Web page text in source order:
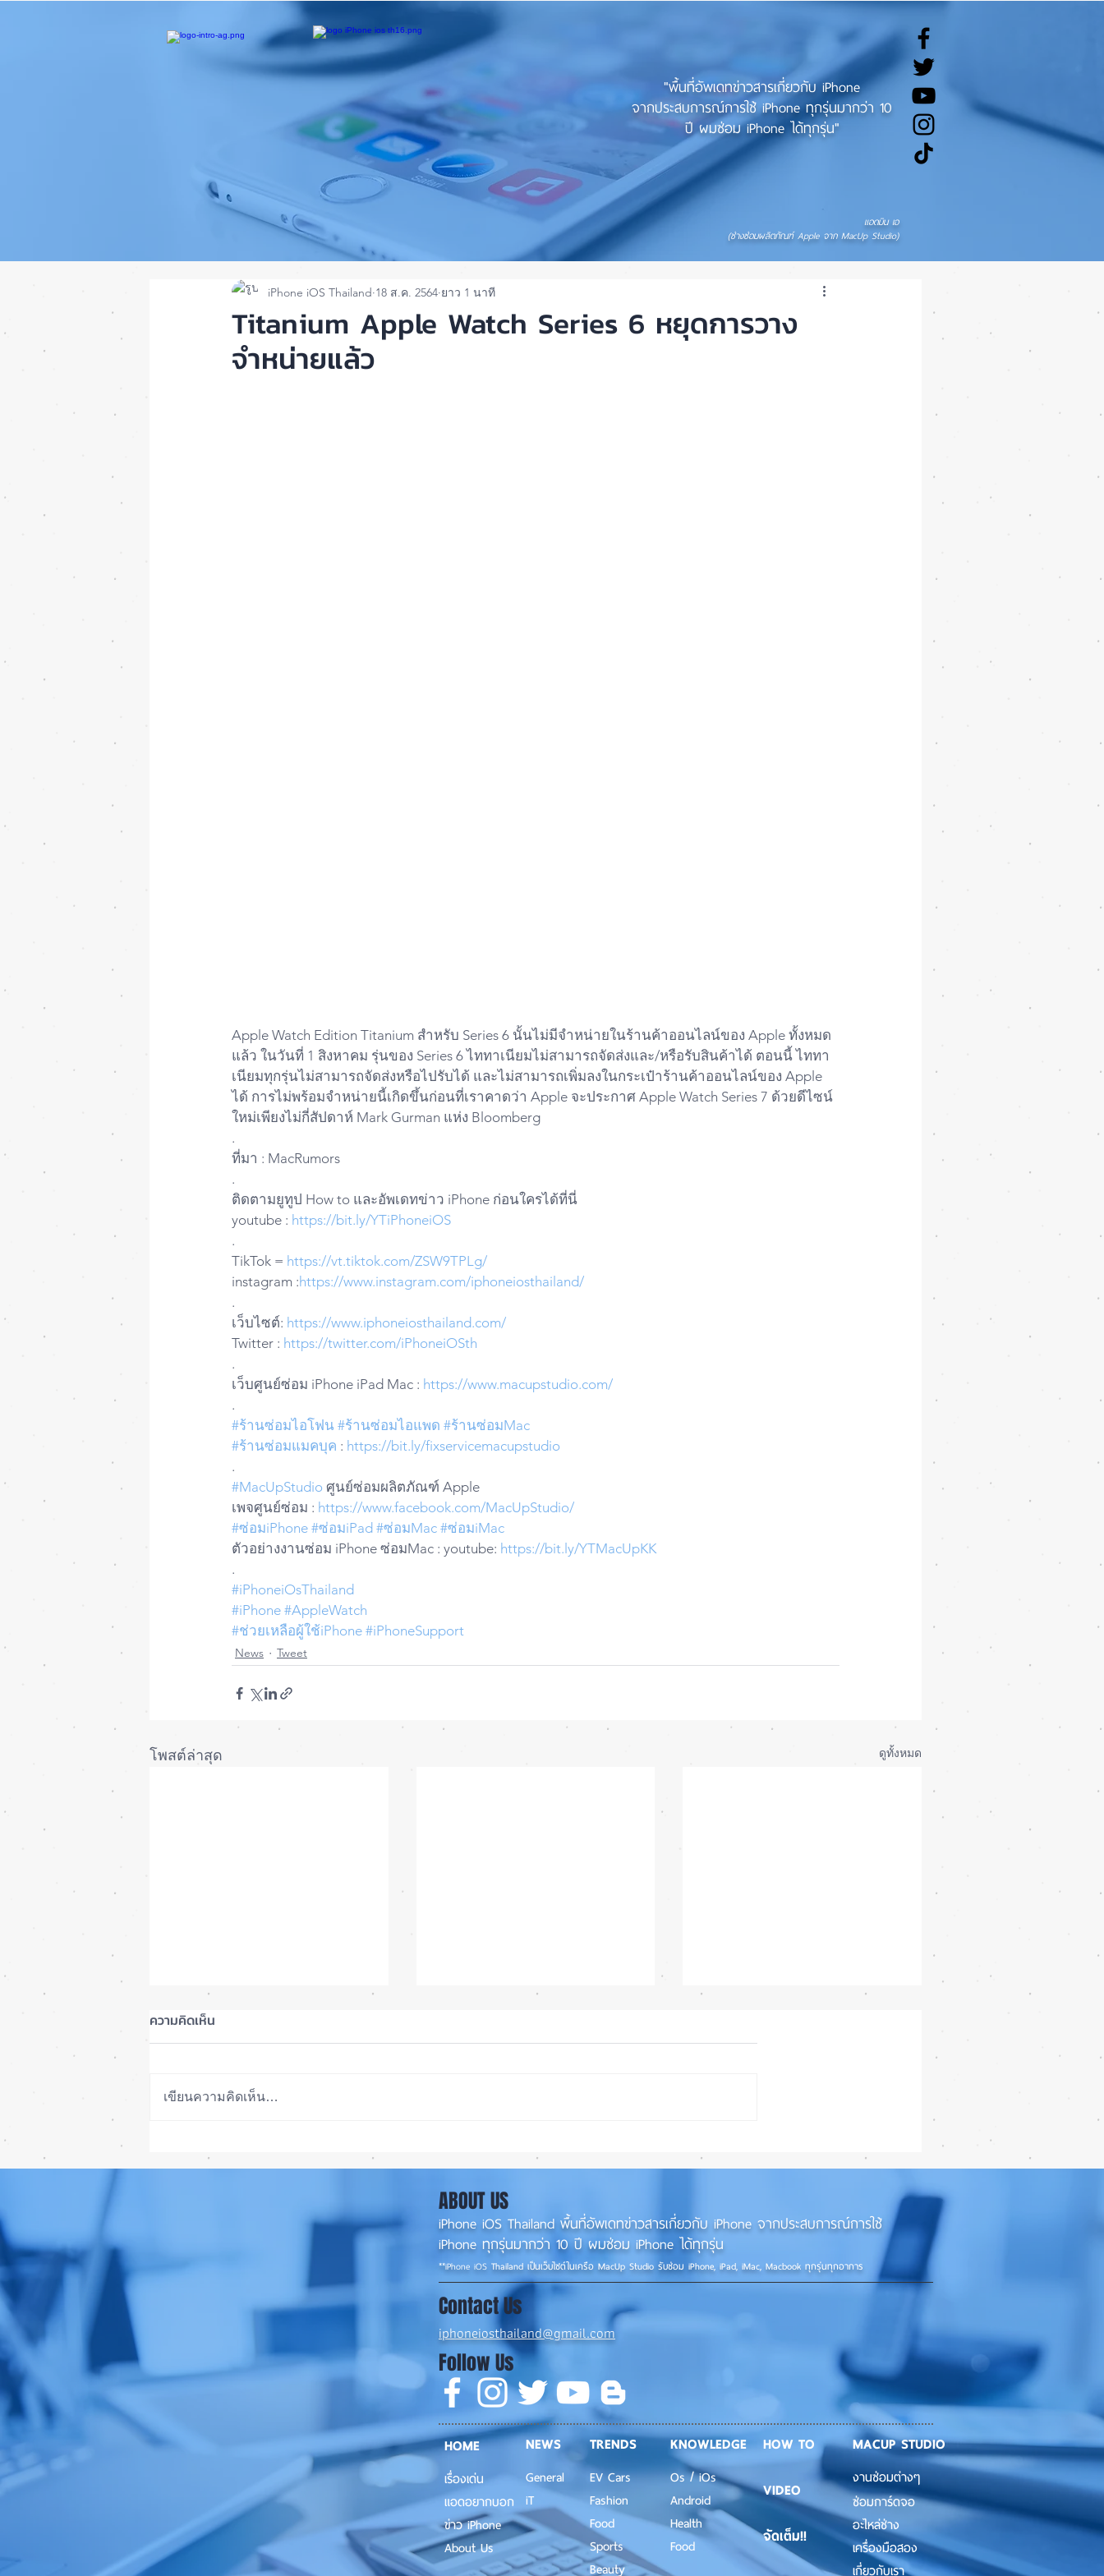
"พื้นที่อัพเดทข่าวสารเกี่ยวกับ iPhone
จากประสบการณ์การใช้ iPhone ทุกรุ่นมากว่า 10
ปี ผมซ่อม iPhone ได้ทุกรุ่น"
แอดมิน เอ
(ช่างซ่อมผลิตภัณฑ์ Apple จาก MacUp Studio)
Titanium Apple Watch Series 6 หยุดการวาง
จำหน่ายแล้ว
iPhone iOS Thailand 18 ส.ค. 2564 ยาว 1 นาที
Apple Watch Edition Titanium สำหรับ Series 6 นั้นไม่มีจำหน่ายในร้านค้าออนไลน์ของ Apple ทั้งหมด
แล้ว ในวันที่ 1 สิงหาคม รุ่นของ Series 6 ไททาเนียมไม่สามารถจัดส่งและ/หรือรับสินค้าได้ ตอนนี้ ไททา
เนียมทุกรุ่นไม่สามารถจัดส่งหรือไปรับได้ และไม่สามารถเพิ่มลงในกระเป๋าร้านค้าออนไลน์ของ Apple
ได้ การไม่พร้อมจำหน่ายนี้เกิดขึ้นก่อนที่เราคาดว่า Apple จะประกาศ Apple Watch Series 7 ด้วยดีไซน์
ใหม่เพียงไม่กี่สัปดาห์ Mark Gurman แห่ง Bloomberg
.
ที่มา : MacRumors
.
ติดตามยูทูป How to และอัพเดทข่าว iPhone ก่อนใครได้ที่นี่
youtube : https://bit.ly/YTiPhoneiOS
.
TikTok = https://vt.tiktok.com/ZSW9TPLg/
instagram :https://www.instagram.com/iphoneiosthailand/
.
เว็บไซต์: https://www.iphoneiosthailand.com/
Twitter : https://twitter.com/iPhoneiOSth
.
เว็บศูนย์ซ่อม iPhone iPad Mac : https://www.macupstudio.com/
.
#ร้านซ่อมไอโฟน #ร้านซ่อมไอแพด #ร้านซ่อมMac
#ร้านซ่อมแมคบุค : https://bit.ly/fixservicemacupstudio
.
#MacUpStudio ศูนย์ซ่อมผลิตภัณฑ์ Apple
เพจศูนย์ซ่อม : https://www.facebook.com/MacUpStudio/
#ซ่อมiPhone #ซ่อมiPad #ซ่อมMac #ซ่อมiMac
ตัวอย่างงานซ่อม iPhone ซ่อมMac : youtube: https://bit.ly/YTMacUpKK
.
#iPhoneiOsThailand
#iPhone #AppleWatch
#ช่วยเหลือผู้ใช้iPhone #iPhoneSupport
News Tweet
โพสต์ล่าสุด ดูทั้งหมด
📱
พร้อมแก้บั๊กชุดใหญ่ เตรียมความ
พร้อมก่อนปล่อยเวอร์ชันเต็ม! 📱
น้อย แต่ราคาจ่อพุ่ง หันกลับมา
เล็ง iPhone 17 Pro รุ่นเก่า 📱🤳
ความคิดเห็น
เขียนความคิดเห็น…
ABOUT US
iPhone iOS Thailand พื้นที่อัพเดทข่าวสารเกี่ยวกับ iPhone จากประสบการณ์การใช้
iPhone ทุกรุ่นมากว่า 10 ปี ผมซ่อม iPhone ได้ทุกรุ่น
**iPhone iOS Thailand เป็นเว็บไซต์ในเครือ MacUp Studio รับซ่อม iPhone, iPad, iMac, Macbook ทุกรุ่นทุกอาการ
Contact Us
iphoneiosthailand@gmail.com
Follow Us
HOME
เรื่องเด่น
แอดอยากบอก
ข่าว iPhone
About Us
NEWS
General
iT
TRENDS
EV Cars
Fashion
Food
Sports
Beauty
KNOWLEDGE
Os / iOs
Android
Health
Food
จัดเต็ม!!
HOW TO
VIDEO
MACUP STUDIO
งานซ่อมต่างๆ
ซ่อมการ์ดจอ
อะไหล่ช่าง
เครื่องมือสอง
เกี่ยวกับเรา